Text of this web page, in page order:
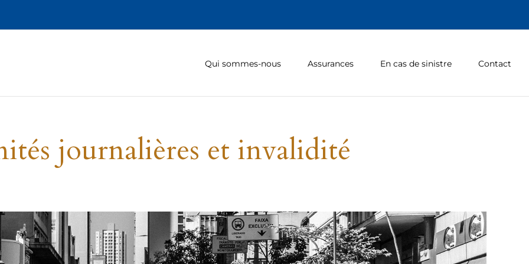
Qui sommes-nous Assurances En cas de sinistre Contact
journalières et invalidité